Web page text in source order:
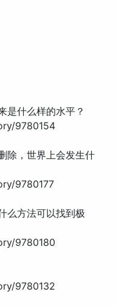
是什么样的水平？
9780154
除，世界上会发生什
9780177
么方法可以找到极
9780180
9780132